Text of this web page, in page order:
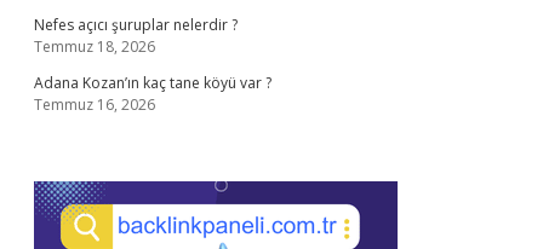
Nefes açıcı şuruplar nelerdir ?
Temmuz 18, 2026
Adana Kozan’ın kaç tane köyü var ?
Temmuz 16, 2026